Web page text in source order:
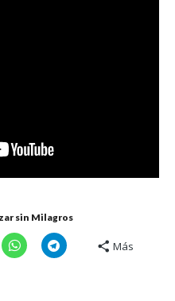
sin Milagros
Más